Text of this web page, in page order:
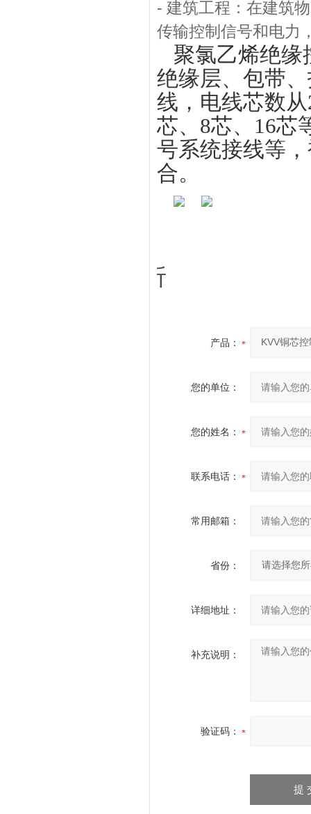
- 建筑工程：在建筑
传输控制信号和电力
聚氯乙烯绝缘
绝缘层、包带
线，电线芯数
芯、8芯、16芯
号系统接线等
合。
折
产品：
您的单位：
您的姓名：
联系电话：
常用邮箱：
省份：
详细地址：
补充说明：
验证码：